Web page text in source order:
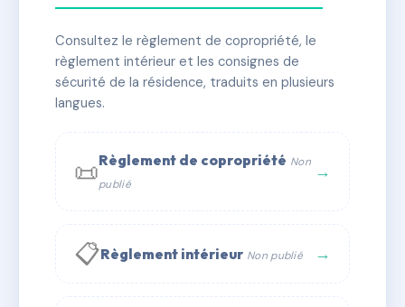
✓ Immatriculée 🏠 103 lots 🏗 1 bâtiment(s)
📞 Contacter Syndic Digital
Consultez le règlement de copropriété, le
règlement intérieur et les consignes de
sécurité de la résidence, traduits en plusieurs
langues.
📜Règlement de copropriété Non
publié
→
📋Règlement intérieur Non publié →